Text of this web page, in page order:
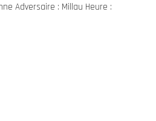
Adversaire : Millau Heure :